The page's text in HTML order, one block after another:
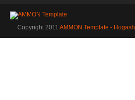
Copyright 2011 AMMON Template - Hogash